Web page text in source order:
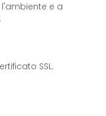
e a
SSL.